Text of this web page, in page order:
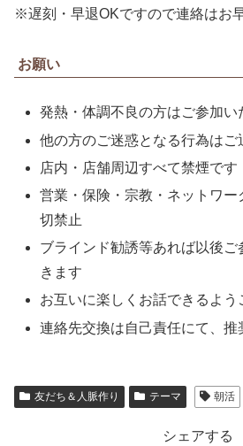
※遅刻・早退OKですので連絡はお
お願い
発熱・体調不良の方はご参加い
他の方のご迷惑となる行為はご
店内・店舗周辺すべて禁煙です
営業・保険・宗教・ネットワー
切禁止
ブラインド勧誘等あれば以後
きます
お互いに楽しくお話できるよう
連絡先交換は自己責任にて、推
友だち＆人脈作り テーマ 朝活
シェアする